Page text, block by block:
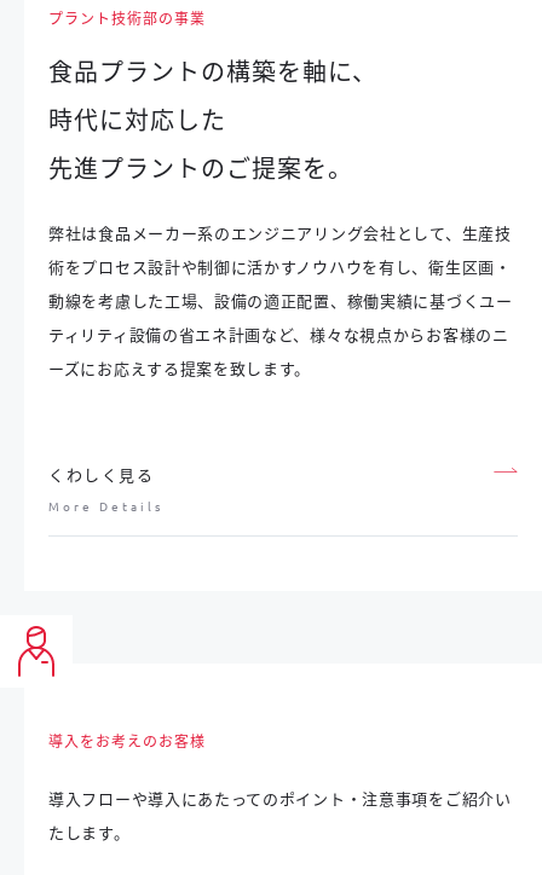
プラント技術部の事業
食品プラントの構築を軸に、
時代に対応した
先進プラントのご提案を。
弊社は食品メーカー系のエンジニアリング会社として、生産技
術をプロセス設計や制御に活かすノウハウを有し、衛生区画・
動線を考慮した工場、設備の適正配置、稼働実績に基づくユー
ティリティ設備の省エネ計画など、様々な視点からお客様のニ
ーズにお応えする提案を致します。
くわしく見る
More Details
導入をお考えのお客様
導入フローや導入にあたってのポイント・注意事項を ご紹介い
たします。